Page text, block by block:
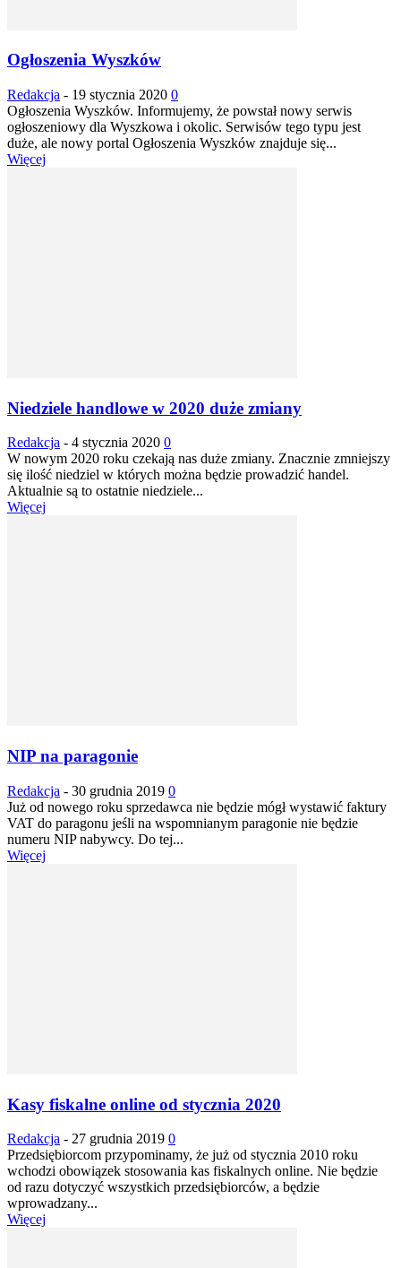
Ogłoszenia Wyszków
Redakcja - 19 stycznia 2020 0
Ogłoszenia Wyszków. Informujemy, że powstał nowy serwis
ogłoszeniowy dla Wyszkowa i okolic. Serwisów tego typu jest
duże, ale nowy portal Ogłoszenia Wyszków znajduje się...
Więcej
Niedziele handlowe w 2020 duże zmiany
Redakcja - 4 stycznia 2020 0
W nowym 2020 roku czekają nas duże zmiany. Znacznie zmniejszy
się ilość niedziel w których można będzie prowadzić handel.
Aktualnie są to ostatnie niedziele...
Więcej
NIP na paragonie
Redakcja - 30 grudnia 2019 0
Już od nowego roku sprzedawca nie będzie mógł wystawić faktury
VAT do paragonu jeśli na wspomnianym paragonie nie będzie
numeru NIP nabywcy. Do tej...
Więcej
Kasy fiskalne online od stycznia 2020
Redakcja - 27 grudnia 2019 0
Przedsiębiorcom przypominamy, że już od stycznia 2010 roku
wchodzi obowiązek stosowania kas fiskalnych online. Nie będzie
od razu dotyczyć wszystkich przedsiębiorców, a będzie
wprowadzany...
Więcej